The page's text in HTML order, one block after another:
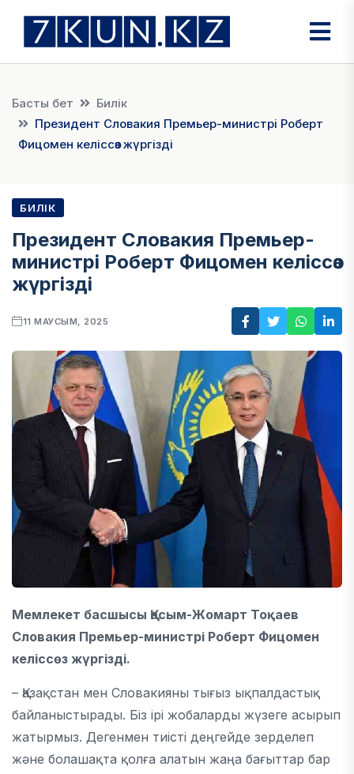
Басты бет
Билік
Президент Словакия Премьер-министрі Роберт
Фицомен келіссөз жүргізді
БИЛІК
Президент Словакия Премьер-
министрі Роберт Фицомен келіссөз
жүргізді
11 МАУСЫМ, 2025
Мемлекет басшысы Қасым-Жомарт Тоқаев
Словакия Премьер-министрі Роберт Фицомен
келіссөз жүргізді.
– Қазақстан мен Словакияны тығыз ықпалдастық
байланыстырады. Біз ірі жобаларды жүзеге асырып
жатырмыз. Дегенмен тиісті деңгейде зерделеп
және болашақта қолға алатын жаңа бағыттар бар